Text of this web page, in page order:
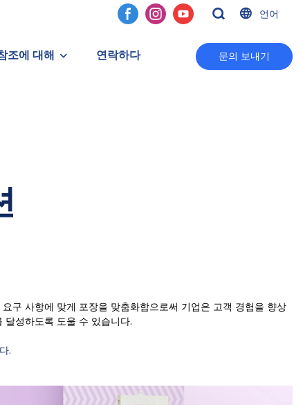
언어
조에 대해 연락하다 문의 보내기
구 사항에 맞게 포장을 맞춤화함으로써 기업은 고객 경험을 향상
성하도록 도울 수 있습니다.
.